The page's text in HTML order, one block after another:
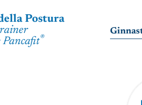
Postura
Pancafit®